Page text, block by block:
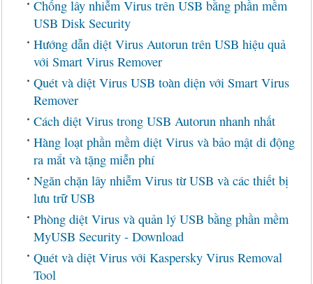
Chống lây nhiễm Virus trên USB bằng phần mềm
USB Disk Security
Hướng dẫn diệt Virus Autorun trên USB hiệu quả
với Smart Virus Remover
Quét và diệt Virus USB toàn diện với Smart Virus
Remover
Cách diệt Virus trong USB Autorun nhanh nhất
Hàng loạt phần mềm diệt Virus và bảo mật di động
ra mắt và tặng miễn phí
Ngăn chặn lây nhiễm Virus từ USB và các thiết bị
lưu trữ USB
Phòng diệt Virus và quản lý USB bằng phần mềm
MyUSB Security - Download
Quét và diệt Virus với Kaspersky Virus Removal
Tool